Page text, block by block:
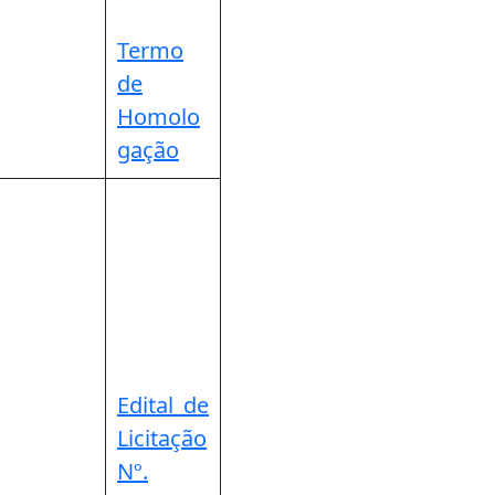
Termo
de
Homolo
gação
Edital de
Licitação
Nº.